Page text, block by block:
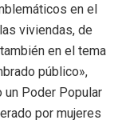
en el
viviendas, de
en el tema
público»,
un Poder Popular
por mujeres